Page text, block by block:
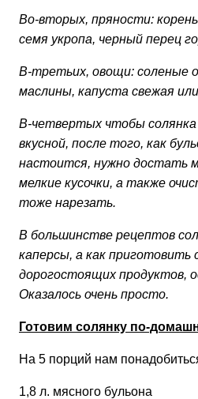
Во-вторых, пряности:
семя укропа, черный перец
В-третьих, овощи: соленые
маслины, капуста свежая
В-четвертых чтобы солянка
вкусной, после того, как
настоится, нужно достать
мелкие кусочки, а также
тоже нарезать.
В большинстве рецептов
каперсы, а как приготовить
дорогостоящих продуктов,
Оказалось очень просто.
Готовим солянку по-
На 5 порций нам
1,8 л. мясного бульона